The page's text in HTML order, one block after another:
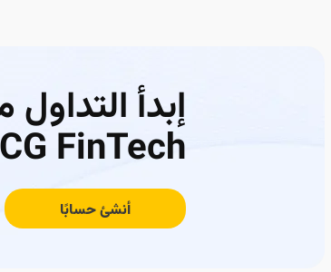
إبدأ التداول
CG FinTech
أنشئ حسابًا